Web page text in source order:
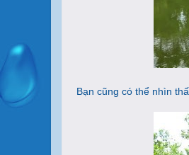
Bạn cũng có thể nhìn